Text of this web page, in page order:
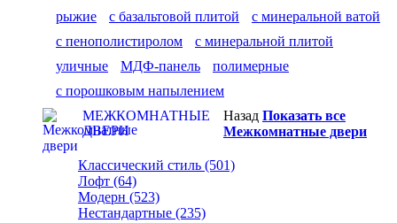
рыжие
с базальтовой плитой
с минеральной ватой
с пенополистиролом
с минеральной плитой
уличные
МДФ-панель
полимерные
с порошковым напылением
МЕЖКОМНАТНЫЕ
ДВЕРИ
Назад Показать все
Межкомнатные двери
Классический стиль (501)
Лофт (64)
Модерн (523)
Нестандартные (235)